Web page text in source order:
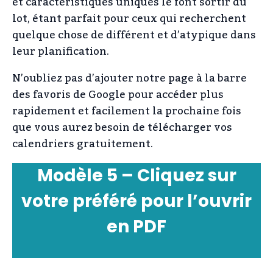
lot, étant parfait pour ceux qui recherchent
quelque chose de différent et d’atypique dans
leur planification.
N’oubliez pas d’ajouter notre page à la barre
des favoris de Google pour accéder plus
rapidement et facilement la prochaine fois
que vous aurez besoin de télécharger vos
calendriers gratuitement.
Modèle 5 – Cliquez sur
votre préféré pour l’ouvrir
en PDF